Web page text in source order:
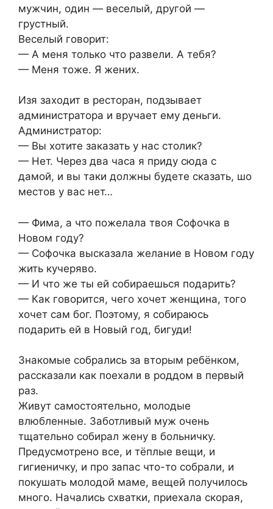
мужчин, один — веселый, другой —
грустный.
Веселый говорит:
— А меня только что развели. А тебя?
— Меня тоже. Я жених.
Изя заходит в ресторан, подзывает
администратора и вручает ему деньги.
Администратор:
— Вы хотите заказать у нас столик?
— Нет. Через два часа я приду сюда с
дамой, и вы таки должны будете сказать, шо
местов у вас нет…
— Фима, а что пожелала твоя Софочка в
Новом году?
— Софочка высказала желание в Новом году
жить кучеряво.
— И что же ты ей собираешься подарить?
— Как говорится, чего хочет женщина, того
хочет сам бог. Поэтому, я собираюсь
подарить ей в Новый год, бигуди!
Знакомые собрались за вторым ребёнком,
рассказали как поехали в роддом в первый
раз.
Живут самостоятельно, молодые
влюбленные. Заботливый муж очень
тщательно собирал жену в больничку.
Предусмотрено все, и тёплые вещи, и
гигиеничку, и про запас что-то собрали, и
покушать молодой маме, вещей получилось
много. Начались схватки, приехала скорая,